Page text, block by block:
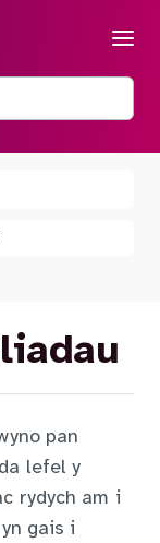
pan
lefel y
rydych am i
gais i